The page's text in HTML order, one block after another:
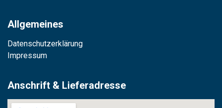
Allgemeines
Datenschutzerklärung
Impressum
Anschrift & Lieferadresse